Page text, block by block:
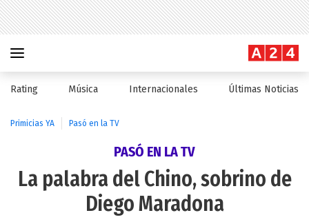
Rating Música Internacionales Últimas Noticias
Primicias YA Pasó en la TV
PASÓ EN LA TV
La palabra del Chino, sobrino de
Diego Maradona